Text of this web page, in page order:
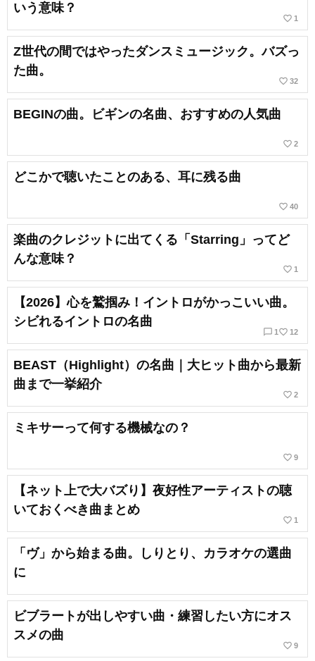
いう意味？
favorite_border 1
Z世代の間ではやったダンスミュージック。バズっ
た曲。
favorite_border 32
BEGINの曲。ビギンの名曲、おすすめの人気曲
favorite_border 2
どこかで聴いたことのある、耳に残る曲
favorite_border 40
楽曲のクレジットに出てくる「Starring」ってど
んな意味？
favorite_border 1
【2026】心を鷲掴み！イントロがかっこいい曲。
シビれるイントロの名曲
chat_bubble_outline 1 favorite_border 12
BEAST（Highlight）の名曲｜大ヒット曲から最新
曲まで一挙紹介
favorite_border 2
ミキサーって何する機械なの？
favorite_border 9
【ネット上で大バズり】夜好性アーティストの聴
いておくべき曲まとめ
favorite_border 1
「ヴ」から始まる曲。しりとり、カラオケの選曲
に
ビブラートが出しやすい曲・練習したい方にオス
スメの曲
favorite_border 9